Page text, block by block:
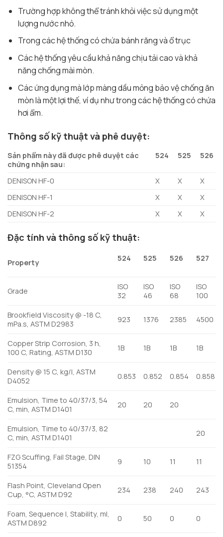
Trường hợp không thể tránh khỏi việc sử dụng một
lượng nước nhỏ.
Trong các hệ thống có chứa bánh răng và ổ trục
Các hệ thống yêu cầu khả năng chịu tải cao và khả
năng chống mài mòn.
Các ứng dụng mà lớp màng dầu mỏng bảo vệ chống ăn
mòn là một lợi thế, ví dụ như trong các hệ thống có chứa
hơi ẩm.
Thông số kỹ thuật và phê duyệt:
Sản phẩm này đã được phê duyệt các
chứng nhận sau:
524 525 526
DENISON HF-0 X X
X
DENISON HF-1
X X
X
DENISON HF-2
X X X
Đặc tính và thông số kỹ thuật:
Property 524 525 526 527
Grade
ISO
32
ISO
46
ISO
68
ISO
100
Brookfield Viscosity @ -18 C,
mPa.s, ASTM D2983
923 1376 2385 4500
Copper Strip Corrosion, 3 h,
100 C, Rating, ASTM D130
1B 1B 1B 1B
Density @ 15 C, kg/l, ASTM
D4052
0.853 0.852 0.854 0.858
Emulsion, Time to 40/37/3, 54
C, min, ASTM D1401
20 20 20
Emulsion, Time to 40/37/3, 82
C, min, ASTM D1401
20
FZG Scuffing, Fail Stage, DIN
51354
9 10 11 11
Flash Point, Cleveland Open
Cup, °C, ASTM D92
234 238 240 243
Foam, Sequence I, Stability, ml,
ASTM D892
0 50 0 0